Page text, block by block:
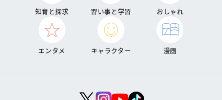
知育と探求 習い事と学習 おしゃれ
エンタメ キャラクター 漫画